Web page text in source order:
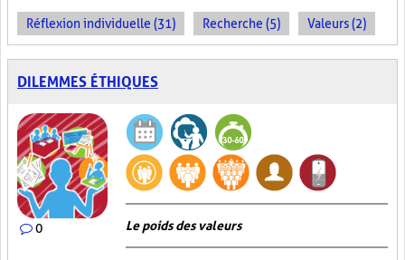
Réflexion individuelle (31) Recherche (5) Valeurs (2)
DILEMMES ÉTHIQUES
0 Le poids des valeurs